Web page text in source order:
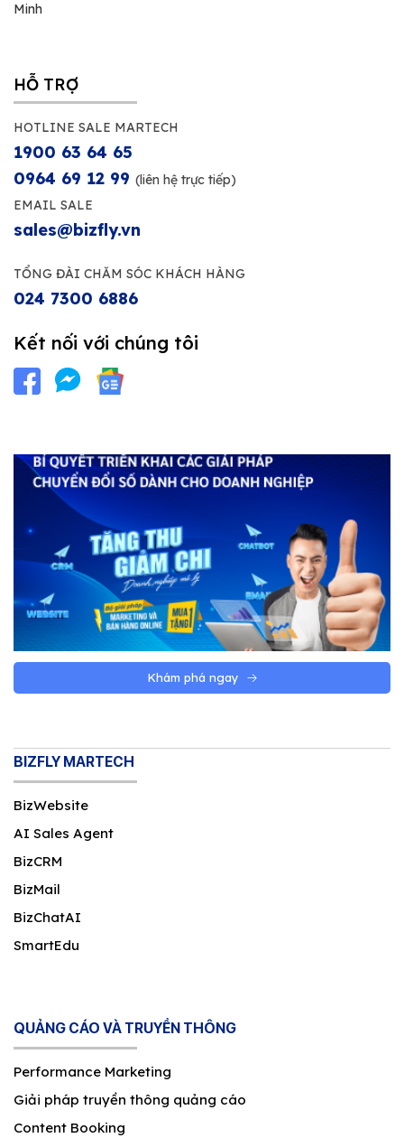
Minh
HỖ TRỢ
HOTLINE SALE MARTECH
1900 63 64 65
0964 69 12 99 (liên hệ trực tiếp)
EMAIL SALE
sales@bizfly.vn
TỔNG ĐÀI CHĂM SÓC KHÁCH HÀNG
024 7300 6886
Kết nối với chúng tôi
Khám phá ngay
BIZFLY MARTECH
BizWebsite
AI Sales Agent
BizCRM
BizMail
BizChatAI
SmartEdu
QUẢNG CÁO VÀ TRUYỀN THÔNG
Performance Marketing
Giải pháp truyền thông quảng cáo
Content Booking